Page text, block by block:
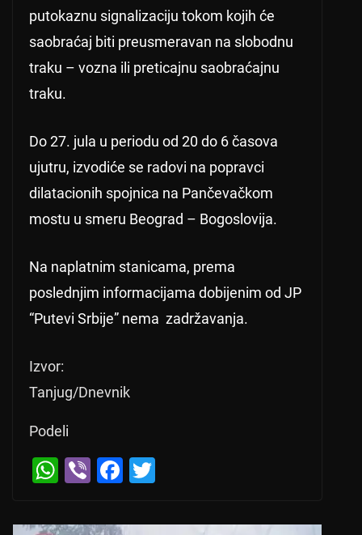
putokaznu signalizaciju tokom kojih će
saobraćaj biti preusmeravan na slobodnu
traku – vozna ili preticajnu saobraćajnu
traku.
Do 27. jula u periodu od 20 do 6 časova
ujutru, izvodiće se radovi na popravci
dilatacionih spojnica na Pančevačkom
mostu u smeru Beograd – Bogoslovija.
Na naplatnim stanicama, prema
poslednjim informacijama dobijenim od JP
“Putevi Srbije” nema zadržavanja.
Izvor:
Tanjug/Dnevnik
Podeli
W
at
Vi
er
F
c
tt